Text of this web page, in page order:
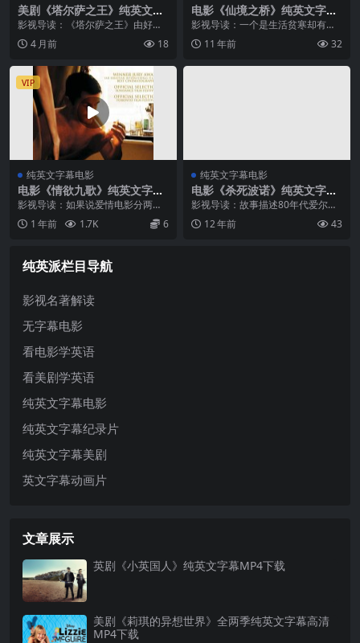
美剧《塔尔萨之王》纯英文字
幕MP4下载
影视导读：《塔尔萨之王》由好莱
坞传奇巨星西尔维斯特·史泰龙主
演，是他首次涉足电视领域并担任
雷迪——一个在纽约地下世界呼风
唤雨的前...
4 月前 18
电影《仙境之桥》纯英文字幕
高清MP4下载
影视导读：一个是生活贫寒却有着
非凡绘画天赋的农夫之子，一个是
想象力惊人的作家之女，两人独特
11 年前 32
VIP
纯英文字幕电影
电影《情欲九歌》纯英文字幕
高清MP4下载
影视导读：如果说爱情电影分两
类，一类是理想化的童话，那《情
欲九歌》就是另一类，真实得几乎
只有两个年轻人...
1 年前 1.7K 6
纯英文字幕电影
电影《杀死波诺》纯英文字幕
高清MP4下载
影视导读：故事描述80年代爱尔兰
摇滚乐崛起于世界乐坛的时期，尼
尔和他同样才华洋溢的弟弟伊凡，
12 年前 43
纯英派栏目导航
影视名著解读
无字幕电影
看电影学英语
看美剧学英语
纯英文字幕电影
纯英文字幕纪录片
纯英文字幕美剧
英文字幕动画片
文章展示
英剧《小英国人》纯英文字幕MP4下载
美剧《莉琪的异想世界》全两季纯英文字幕高清
MP4下载